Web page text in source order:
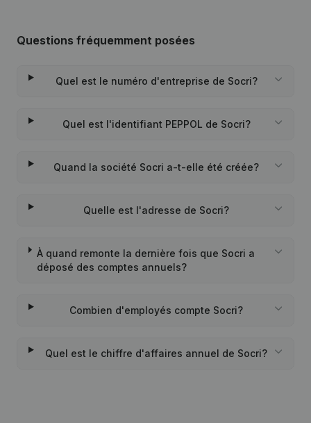
Questions fréquemment posées
Quel est le numéro d'entreprise de Socri?
Quel est l'identifiant PEPPOL de Socri?
Quand la société Socri a-t-elle été créée?
Quelle est l'adresse de Socri?
À quand remonte la dernière fois que Socri a
déposé des comptes annuels?
Combien d'employés compte Socri?
Quel est le chiffre d'affaires annuel de Socri?